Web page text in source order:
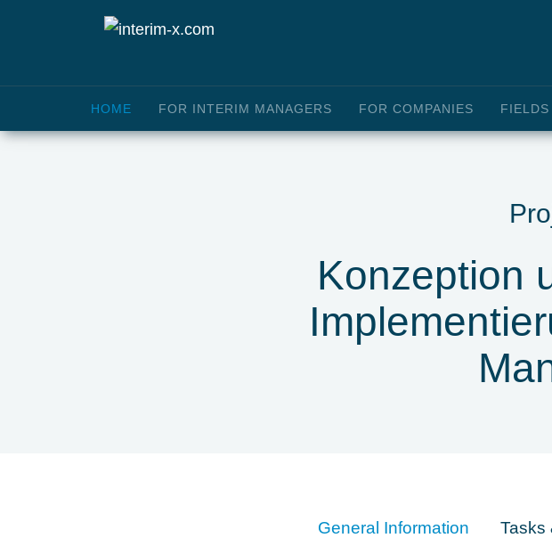
HOME FOR INTERIM MANAGERS FOR COMPANIES
Konzeption
General Information Tasks